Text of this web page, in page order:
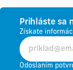
Prihláste sa
Získate
Odoslaním